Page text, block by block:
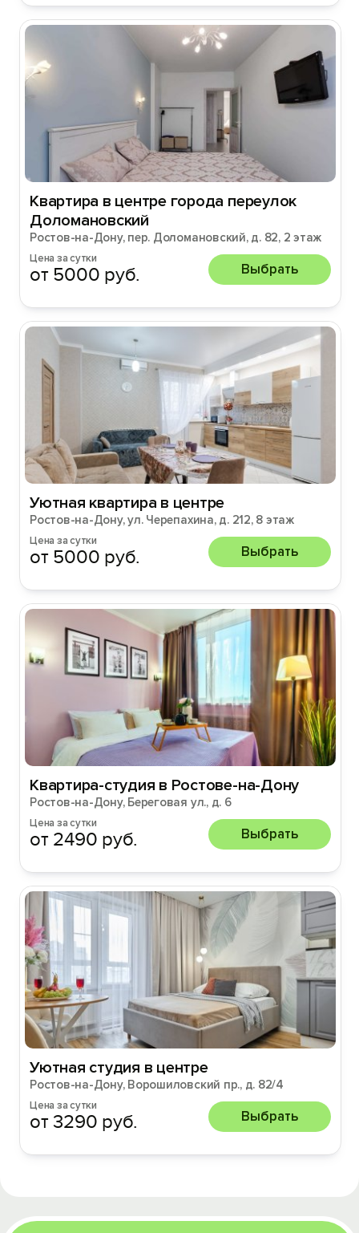
Квартира в центре города переулок
Доломановский
Ростов-на-Дону, пер. Доломановский, д. 82, 2 этаж
Цена за сутки
от 5000 руб. Выбрать
Уютная квартира в центре
Ростов-на-Дону, ул. Черепахина, д. 212, 8 этаж
Цена за сутки
от 5000 руб. Выбрать
Квартира-студия в Ростове-на-Дону
Ростов-на-Дону, Береговая ул., д. 6
Цена за сутки
от 2490 руб. Выбрать
Уютная студия в центре
Ростов-на-Дону, Ворошиловский пр., д. 82/4
Цена за сутки
от 3290 руб. Выбрать